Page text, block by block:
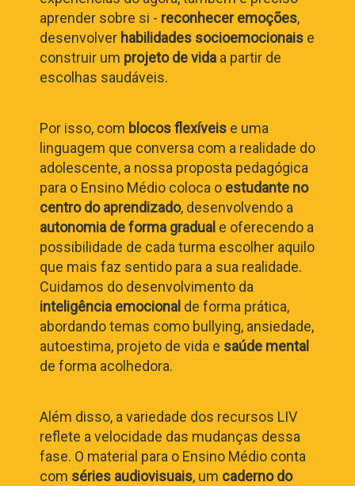
aprender sobre si - reconhecer emoções,
desenvolver habilidades socioemocionais e
construir um projeto de vida a partir de
escolhas saudáveis.
Por isso, com blocos flexíveis e uma
linguagem que conversa com a realidade do
adolescente, a nossa proposta pedagógica
para o Ensino Médio coloca o estudante no
centro do aprendizado, desenvolvendo a
autonomia de forma gradual e oferecendo a
possibilidade de cada turma escolher aquilo
que mais faz sentido para a sua realidade.
Cuidamos do desenvolvimento da
inteligência emocional de forma prática,
abordando temas como bullying, ansiedade,
autoestima, projeto de vida e saúde mental
de forma acolhedora.
Além disso, a variedade dos recursos LIV
reflete a velocidade das mudanças dessa
fase. O material para o Ensino Médio conta
com séries audiovisuais, um caderno do